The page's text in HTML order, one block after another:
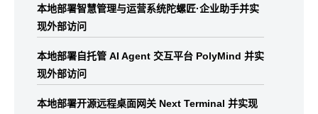
本地部署智慧管理与运营系统陀螺匠·企业助手并实
现外部访问
本地部署自托管 AI Agent 交互平台 PolyMind 并实
现外部访问
本地部署开源远程桌面网关 Next Terminal 并实现